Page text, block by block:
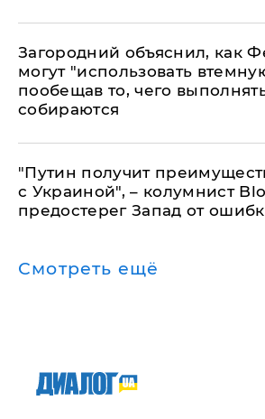
Загородний объяснил, как
могут "использовать
пообещав то, чего
собираются
"Путин получит
с Украиной", – колумнист
предостерег Запад от
Смотреть ещё